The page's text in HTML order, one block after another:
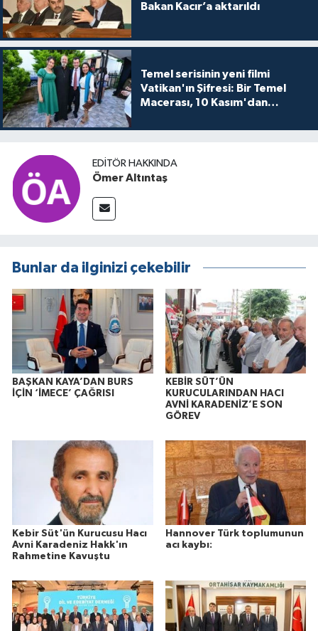
Bakan Kacır’a aktarıldı
Temel serisinin yeni filmi
Vatikan'ın Şifresi: Bir Temel
Macerası, 10 Kasım'dan
buluşuyo
EDITÖR HAKKINDA
Ömer Altıntaş
Bunlar da ilginizi çekebilir
BAŞKAN KAYA’DAN BURS
İÇİN ‘İMECE’ ÇAĞRISI
KEBİR SÜT’ÜN
KURUCULARINDAN HACI
AVNİ KARADENİZ’E SON
GÖREV
Kebir Süt'ün Kurucusu Hacı
Avni Karadeniz Hakk'ın
Rahmetine Kavuştu
Hannover Türk toplumunun
acı kaybı: